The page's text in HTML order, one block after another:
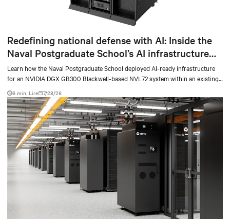
Redefining national defense with AI: Inside the
Naval Postgraduate School’s AI infrastructure
deployment
Learn how the Naval Postgraduate School deployed AI-ready infrastructure
for an NVIDIA DGX GB300 Blackwell-based NVL72 system within an existing
facility, creating a repeatable model for high-density, liquid-cooled AI
environments.
6 min. Lire 7/28/26